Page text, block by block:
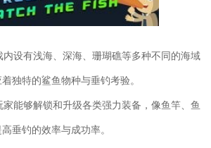
设有浅海、深海、珊瑚礁等多种不同的海域
独特的鲨鱼物种与垂钓考验。
能够解锁和升级各类强力装备，像鱼竿、鱼
垂钓的效率与成功率。